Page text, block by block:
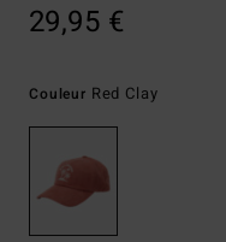
29,95 €
Couleur Red Clay